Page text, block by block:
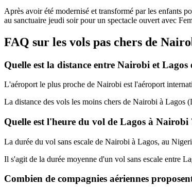
Après avoir été modernisé et transformé par les enfants
au sanctuaire jeudi soir pour un spectacle ouvert avec
FAQ sur les vols pas chers de
Quelle est la distance entre Nairobi et Lagos
L'aéroport le plus proche de Nairobi est l'aéroport
La distance des vols les moins chers de Nairobi à Lagos
Quelle est l'heure du vol de Lagos à Nairobi
La durée du vol sans escale de Nairobi à Lagos, au
Il s'agit de la durée moyenne d'un vol sans escale entre
Combien de compagnies aériennes